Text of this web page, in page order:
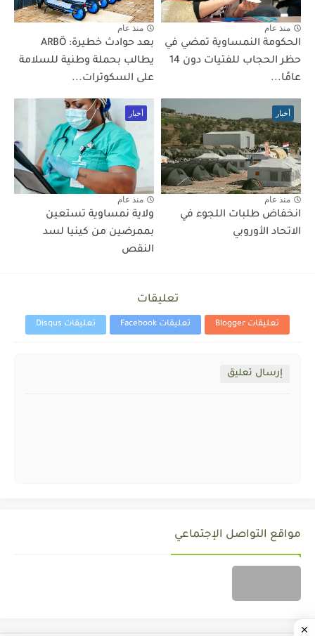
منذ عام
الحكومة النمساوية تمضي في
حظر الحجاب للفتيات دون 14
عامًا...
منذ عام
بعد حوادث خطيرة: ARBÖ
يطالب بحملة وطنية للسلامة
على السكوترات...
أخبار
منذ عام
انخفاض طلبات اللجوء في
الاتحاد الأوروبي
أخبار
منذ عام
ولاية نمساوية تستعين
بممرضين من كينيا لسد
النقص
تعليقات
تعليقات Blogger تعليقات Facebook تعليقات Disqus
إرسال تعليق
مواقع التواصل الإجتماعي